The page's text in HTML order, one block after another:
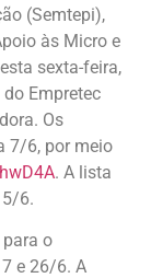
(Semtepi),
às Micro e
sexta-feira,
Empretec
Os
7/6, por meio
. A lista
6.
o
e 26/6. A